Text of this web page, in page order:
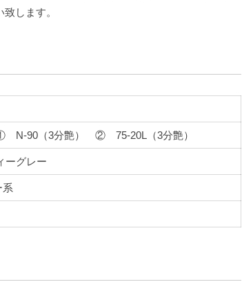
します。
90（3分艶） ② 75-20L（3分艶）
グレー